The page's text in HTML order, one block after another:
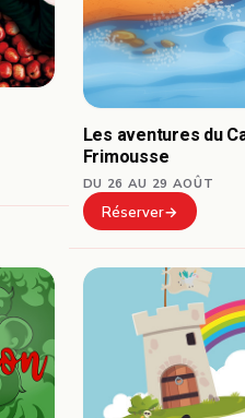
Les aventures du
Frimousse
DU 26 AU 29 AOÛT
Réserver